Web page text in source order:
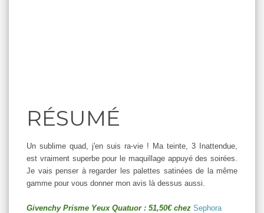
RÉSUMÉ
Un sublime quad, j'en suis ra-vie ! Ma teinte, 3 Inattendue,
est vraiment superbe pour le maquillage appuyé des soirées.
Je vais penser à regarder les palettes satinées de la même
gamme pour vous donner mon avis là dessus aussi.
Givenchy Prisme Yeux Quatuor : 51,50€ chez Sephora